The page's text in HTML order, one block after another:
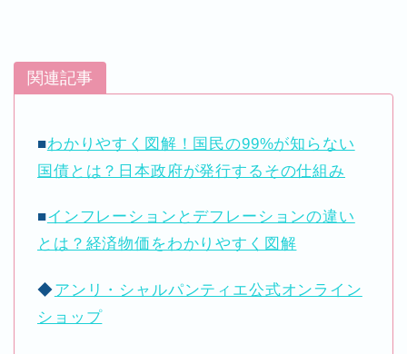
関連記事
■わかりやすく図解！国民の99%が知らない
国債とは？日本政府が発行するその仕組み
■インフレーションとデフレーションの違い
とは？経済物価をわかりやすく図解
◆アンリ・シャルパンティエ公式オンライン
ショップ